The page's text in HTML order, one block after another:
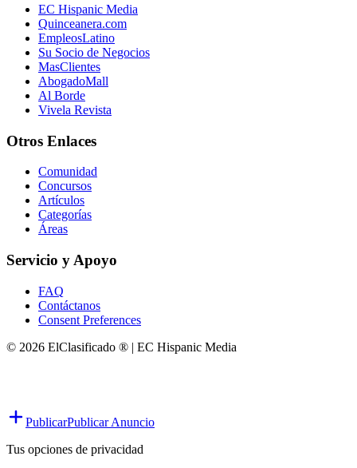
EC Hispanic Media
Quinceanera.com
EmpleosLatino
Su Socio de Negocios
MasClientes
AbogadoMall
Al Borde
Vivela Revista
Otros Enlaces
Comunidad
Concursos
Artículos
Categorías
Áreas
Servicio y Apoyo
FAQ
Contáctanos
Consent Preferences
© 2026 ElClasificado ® | EC Hispanic Media
PublicarPublicar Anuncio
Tus opciones de privacidad